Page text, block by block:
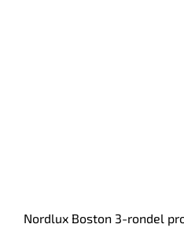
Nordlux Boston 3-rondel